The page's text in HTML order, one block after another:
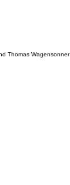
Thomas